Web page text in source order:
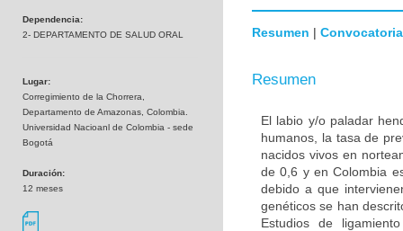
Dependencia:
2- DEPARTAMENTO DE SALUD ORAL
Lugar:
Corregimiento de la Chorrera,
Departamento de Amazonas, Colombia.
Universidad Nacioanl de Colombia - sede
Bogotá
Duración:
12 meses
Resumen | Convocatoria
Resumen
El labio y/o paladar
humanos, la tasa de
nacidos vivos en
de 0,6 y en Colombia
debido a que
genéticos se han
Estudios de